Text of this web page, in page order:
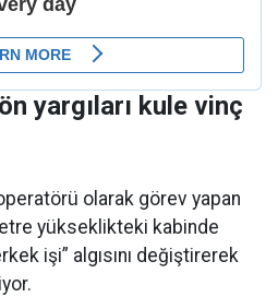
yargıları kule vinç
olarak görev yapan
yükseklikteki kabinde
işi” algısını değiştirerek